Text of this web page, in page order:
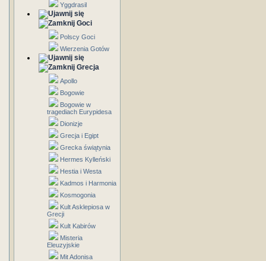
Yggdrasil
Goci
Polscy Goci
Wierzenia Gotów
Grecja
Apollo
Bogowie
Bogowie w
tragediach Eurypidesa
Dionizje
Grecja i Egipt
Grecka świątynia
Hermes Kylleński
Hestia i Westa
Kadmos i Harmonia
Kosmogonia
Kult Asklepiosa w
Grecji
Kult Kabirów
Misteria
Eleuzyjskie
Mit Adonisa